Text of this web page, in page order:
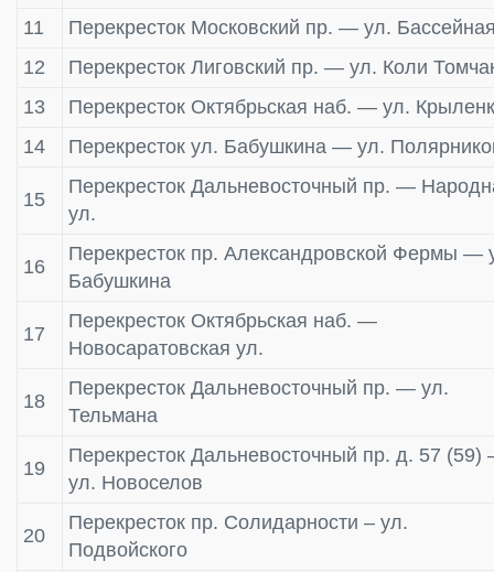
11
Перекресток Московский пр. — ул.
12
Перекресток Лиговский пр. — ул. Коли
13
Перекресток Октябрьская наб. — ул.
14
Перекресток ул. Бабушкина — ул.
15
Перекресток Дальневосточный пр. —
ул.
16
Перекресток пр. Александровской Фермы —
Бабушкина
17
Перекресток Октябрьская наб. —
Новосаратовская ул.
18
Перекресток Дальневосточный пр. — ул.
Тельмана
19
Перекресток Дальневосточный пр. д. 57
ул. Новоселов
20
Перекресток пр. Солидарности – ул.
Подвойского